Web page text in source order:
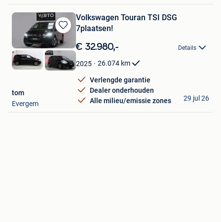
Bewaren
in
Mijn
Favorieten
Volkswagen Touran TSI DSG
7plaatsen!
€ 32.980,- Details
2025 26.074 km
Verlengde garantie
Dealer onderhouden
Alle milieu/emissie zones
tom
Evergem
29 jul 26